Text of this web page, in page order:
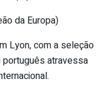
da Europa)
Lyon, com a seleção
português atravessa